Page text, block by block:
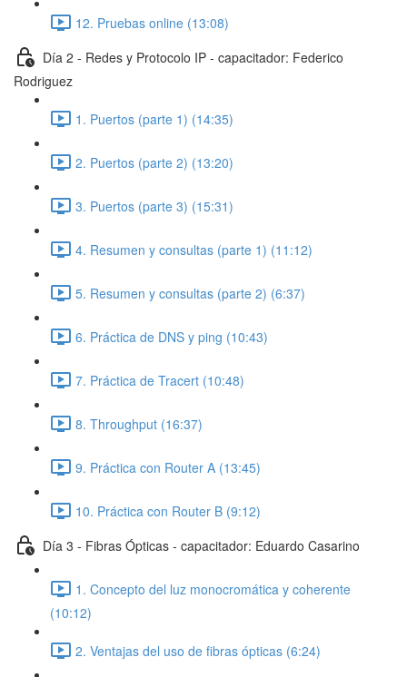
12. Pruebas online (13:08)
Día 2 - Redes y Protocolo IP - capacitador: Federico
Rodriguez
1. Puertos (parte 1) (14:35)
2. Puertos (parte 2) (13:20)
3. Puertos (parte 3) (15:31)
4. Resumen y consultas (parte 1) (11:12)
5. Resumen y consultas (parte 2) (6:37)
6. Práctica de DNS y ping (10:43)
7. Práctica de Tracert (10:48)
8. Throughput (16:37)
9. Práctica con Router A (13:45)
10. Práctica con Router B (9:12)
Día 3 - Fibras Ópticas - capacitador: Eduardo Casarino
1. Concepto del luz monocromática y coherente
(10:12)
2. Ventajas del uso de fibras ópticas (6:24)